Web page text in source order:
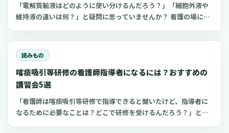
きます。この記事は、制度導入の具体的なシステム実装や詳細な
KPI（目標とする指標）設定ではなく、まずは制度を「理解」し、
「納得」して、安心して導入を検討できることを目指してまとめ
「電解質輸液はどのように使い分けるんだろう？」「細胞外液や
維持液の違いは何？」と疑問に思っていませんか？ 看護の場にお
類は多く、看護師がそれぞれの輸液製剤の特徴や使い分けを理解
するのは難しいものです。 今回は、看護師が知っておきたい電解
質輸液の種類と違いについてわかりやすく解説します。
読みもの
喀痰吸引等研修の看護師指導者になるには？おすすめの
講習会5選
「看護師は喀痰吸引等研修で指導できると聞いたけど、指導者に
なるために必要なことは？どこで研修を受けるんだろう？」と思